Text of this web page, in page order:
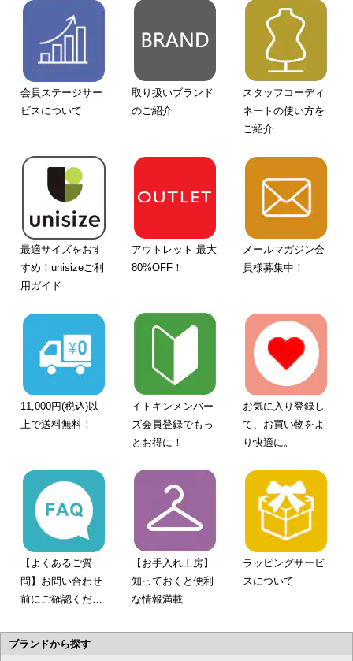
会員ステージサー
ビスについて
取り扱いブランド
のご紹介
スタッフコーディ
ネートの使い方を
ご紹介
最適サイズをおす
すめ！unisizeご利
用ガイド
アウトレット 最大
80%OFF！
メールマガジン会
員様募集中！
11,000円(税込)以
上で送料無料！
イトキンメンバー
ズ会員登録でもっ
とお得に！
お気に入り登録し
て、お買い物をよ
り快適に。
【よくあるご質
問】お問い合わせ
前にご確認くださ
【お手入れ工房】
知っておくと便利
な情報満載
ラッピングサービ
スについて
ブランドから探す